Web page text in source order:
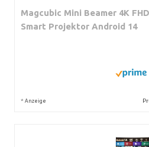
Magcubic Mini Beamer 4K
Smart Projektor Android 14
* Anzeige